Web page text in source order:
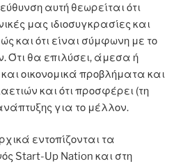
αυτή θεωρείται ότι
μας ιδιοσυγκρασίες και
και ότι είναι σύμφωνη με το
Ότι θα επιλύσει, άμεσα ή
οικονομικά προβλήματα και
και ότι προσφέρει (τη
για το μέλλον.
εντοπίζονται τα
Start-Up Nation και στη